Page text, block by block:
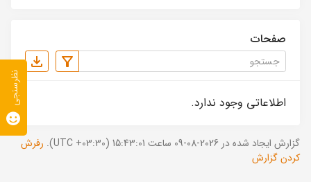
صفحات
اطلاعاتی وجود ندارد.
گزارش ایجاد شده در 2026-08-09 ساعت 15:43:01 (UTC +03:30).
رفرش
کردن گزارش
نظرسنجی